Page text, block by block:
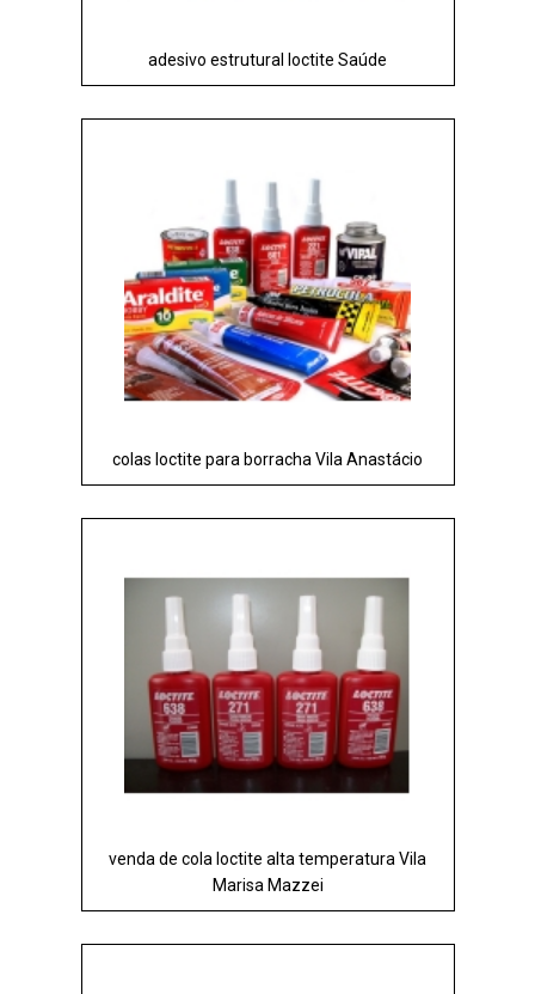
adesivo estrutural loctite Saúde
colas loctite para borracha Vila Anastácio
venda de cola loctite alta temperatura Vila
Marisa Mazzei